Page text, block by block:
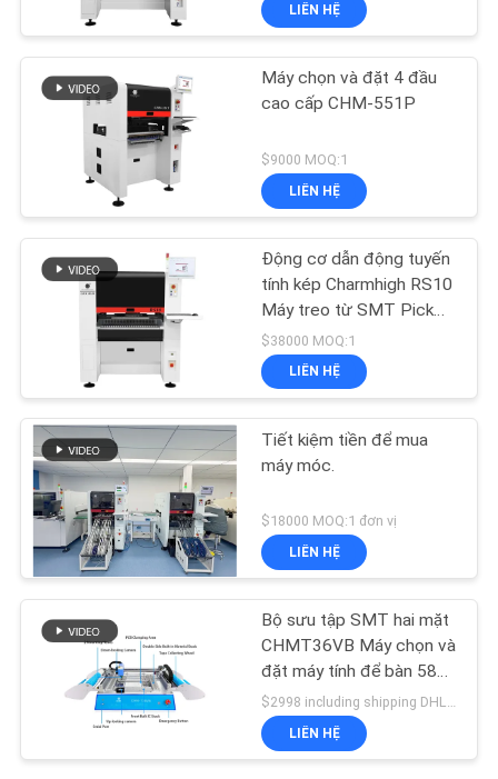
TỨC
SHOPPING
SƠ
ĐỒ
TRANG
CHÍNH
SÁCH
BẢO
MẬT
Máy SMT nhỏ
21
Máy hái và đặt máy
SM
Dây chuyền lắp ráp
PCB
LIÊN HỆ
Máy chọn và đặt 4 đầu
cao cấp CHM-551P
$9000 MOQ:1
LIÊN HỆ
Động cơ dẫn động tuyến
tính kép Charmhigh RS10
Máy treo từ SMT Pick
and Place
$38000 MOQ:1
LIÊN HỆ
Tiết kiệm tiền để mua
máy móc.
$18000 MOQ:1 đơn vị
LIÊN HỆ
Bộ sưu tập SMT hai mặt
CHMT36VB Máy chọn và
đặt máy tính để bàn 58
Feeders
$2998 including shipping DHL MOQ:1
LIÊN HỆ